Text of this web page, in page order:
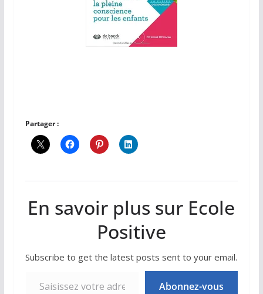
Partager :
En savoir plus sur Ecole
Positive
Subscribe to get the latest posts sent to your email.
Abonnez-vous